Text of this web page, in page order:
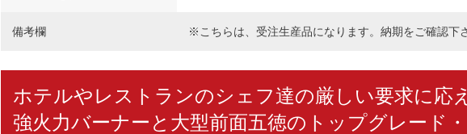
備考欄 ※こちらは、受注生産品になります。納期をご確認下さ
ホテルやレストランのシェフ達の厳しい要求に応
強火力バーナーと大型前面五徳のトップグレード・